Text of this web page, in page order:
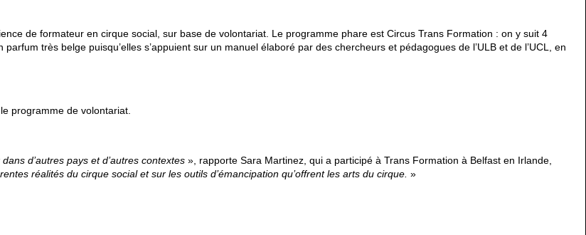
de formateur en cirque social, sur base de volontariat. Le programme phare est Circus Trans Formation : on y suit 4
très belge puisqu’elles s’appuient sur un manuel élaboré par des chercheurs et pédagogues de l’ULB et de l’UCL, en
programme de volontariat.
dans d’autres pays et d’autres contextes », rapporte Sara Martinez, qui a participé à Trans Formation à Belfast en Irlande,
réalités du cirque social et sur les outils d’émancipation qu’offrentles arts du cirque. »